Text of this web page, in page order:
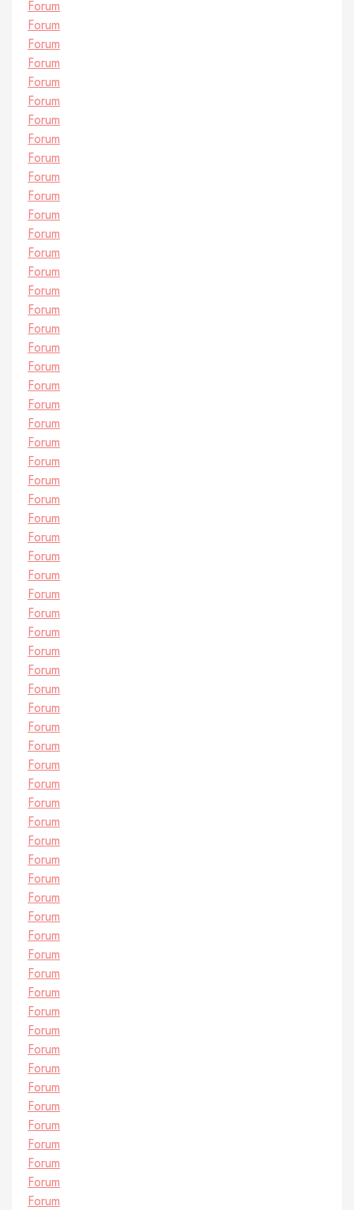
Forum
Forum
Forum
Forum
Forum
Forum
Forum
Forum
Forum
Forum
Forum
Forum
Forum
Forum
Forum
Forum
Forum
Forum
Forum
Forum
Forum
Forum
Forum
Forum
Forum
Forum
Forum
Forum
Forum
Forum
Forum
Forum
Forum
Forum
Forum
Forum
Forum
Forum
Forum
Forum
Forum
Forum
Forum
Forum
Forum
Forum
Forum
Forum
Forum
Forum
Forum
Forum
Forum
Forum
Forum
Forum
Forum
Forum
Forum
Forum
Forum
Forum
Forum
Forum